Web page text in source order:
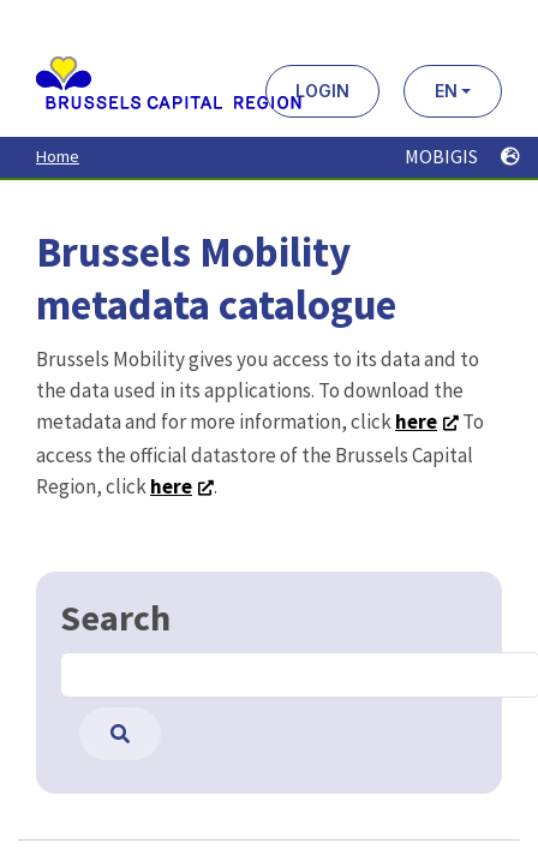
contenu
principal
LOGIN EN
Home MOBIGIS
Brussels Mobility
metadata catalogue
Brussels Mobility gives you access to its data and to
the data used in its applications. To download the
metadata and for more information, clickhere
To
access the official datastore of the Brussels Capital
Region, clickhere .
Search